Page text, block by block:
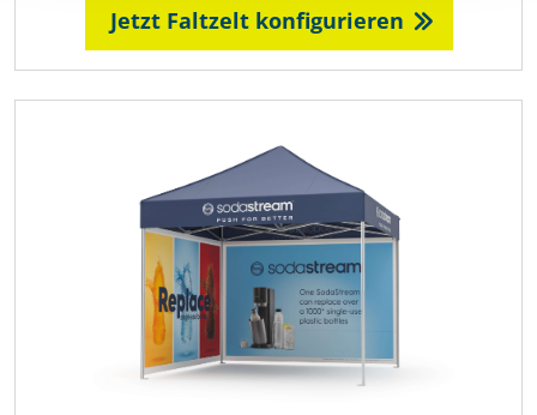
Jetzt Faltzelt konfigurieren